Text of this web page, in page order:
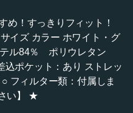
め！すっきりフィット！
イズ カラー ホワイト・グ
テル84％ ポリウレタン
込ポケット：あり ストレッ
フィルター類：付属しま
い】 ★